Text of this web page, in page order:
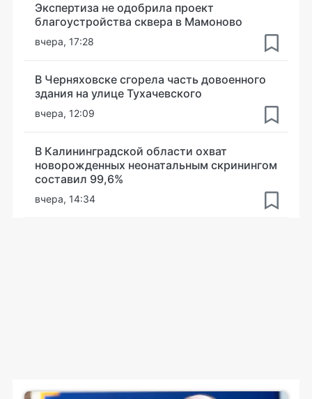
Экспертиза не одобрила проект
благоустройства сквера в Мамоново
вчера, 17:28
В Черняховске сгорела часть довоенного
здания на улице Тухачевского
вчера, 12:09
В Калининградской области охват
новорожденных неонатальным скринингом
составил 99,6%
вчера, 14:34